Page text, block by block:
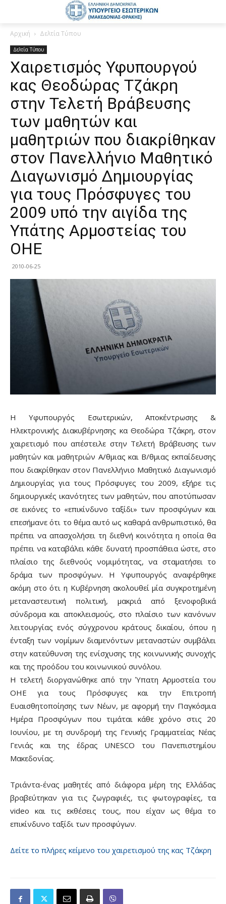
Αρχική Δελτία Τύπου
Δελτία Τύπου
Χαιρετισμός Υφυπουργού
κας Θεοδώρας Τζάκρη
στην Τελετή Βράβευσης
των μαθητών και
μαθητριών που διακρίθηκαν
στον Πανελλήνιο Μαθητικό
Διαγωνισμό Δημιουργίας
για τους Πρόσφυγες του
2009 υπό την αιγίδα της
Υπάτης Αρμοστείας του
ΟΗΕ
2010-06-25
Η Υφυπουργός Εσωτερικών, Αποκέντρωσης &
Ηλεκτρονικής Διακυβέρνησης κα Θεοδώρα Τζάκρη, στον
χαιρετισμό που απέστειλε στην Τελετή Βράβευσης των
μαθητών και μαθητριών Α/θμιας και Β/θμιας εκπαίδευσης
που διακρίθηκαν στον Πανελλήνιο Μαθητικό Διαγωνισμό
Δημιουργίας για τους Πρόσφυγες του 2009, εξήρε τις
δημιουργικές ικανότητες των μαθητών, που αποτύπωσαν
σε εικόνες το «επικίνδυνο ταξίδι» των προσφύγων και
επεσήμανε ότι το θέμα αυτό ως καθαρά ανθρωπιστικό, θα
πρέπει να απασχολήσει τη διεθνή κοινότητα η οποία θα
πρέπει να καταβάλει κάθε δυνατή προσπάθεια ώστε, στο
πλαίσιο της διεθνούς νομιμότητας, να σταματήσει το
δράμα των προσφύγων. Η Υφυπουργός αναφέρθηκε
ακόμη στο ότι η Κυβέρνηση ακολουθεί μία συγκροτημένη
μεταναστευτική πολιτική, μακριά από ξενοφοβικά
σύνδρομα και αποκλεισμούς, στο πλαίσιο των κανόνων
λειτουργίας ενός σύγχρονου κράτους δικαίου, όπου η
ένταξη των νομίμων διαμενόντων μεταναστών συμβάλει
στην κατεύθυνση της ενίσχυσης της κοινωνικής συνοχής
και της προόδου του κοινωνικού συνόλου.
Η τελετή διοργανώθηκε από την Ύπατη Αρμοστεία του
ΟΗΕ για τους Πρόσφυγες και την Επιτροπή
Ευαισθητοποίησης των Νέων, με αφορμή την Παγκόσμια
Ημέρα Προσφύγων που τιμάται κάθε χρόνο στις 20
Ιουνίου, με τη συνδρομή της Γενικής Γραμματείας Νέας
Γενιάς και της έδρας UNESCO του Πανεπιστημίου
Μακεδονίας.
Τριάντα-ένας μαθητές από διάφορα μέρη της Ελλάδας
βραβεύτηκαν για τις ζωγραφιές, τις φωτογραφίες, τα
video και τις εκθέσεις τους, που είχαν ως θέμα το
επικίνδυνο ταξίδι των προσφύγων.
Δείτε το πλήρες κείμενο του χαιρετισμού της κας Τζάκρη